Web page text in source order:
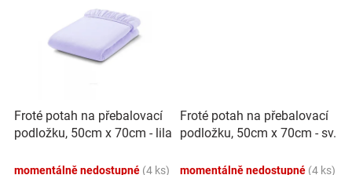
Přihlášení
Froté potah na přebalovací
podložku, 50cm x 70cm - lila
momentálně nedostupné (4 ks)
Froté potah na přebalovací
podložku, 50cm x 70cm - sv.
momentálně nedostupné (4 ks)